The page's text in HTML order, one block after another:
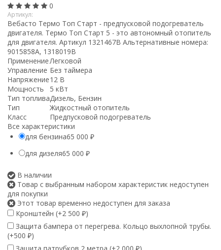
0
Артикул:
Вебасто Термо Топ Старт - предпусковой подогреватель
двигателя. Термо Топ Старт 5 - это автономный отопитель
для двигателя. Артикул 1321467B Альтернативные номера:
9015858A, 1318019B
Применение Легковой
Управление Без таймера
Напряжение12 В
Мощность
5 кВт
Тип топливаДизель, Бензин
Тип
Жидкостный отопитель
Класс
Предпусковой подогреватель
Все характеристики
для бензина65 000 ₽
для дизеля65 000 ₽
В наличии
Товар с выбранным набором характеристик недоступен
для покупки
Этот товар временно недоступен для заказа
Кронштейн (+2 500 ₽)
Защита бампера от перегрева. Кольцо выхлопной трубы.
(+500 ₽)
₽